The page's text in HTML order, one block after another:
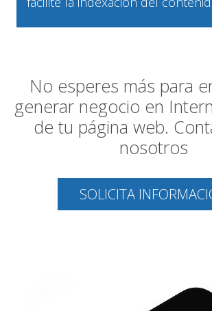
No esperes más para
generar negocio en
de tu página web.
nosotros
SOLICITA